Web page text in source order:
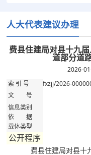
人大代表建议办理
费县住建局对县十九
道部分道
2026-
索 引 号 fxzjj/2026-
文 号
信息类别
依 据
载体类型
公开程序
费县住建局对县十